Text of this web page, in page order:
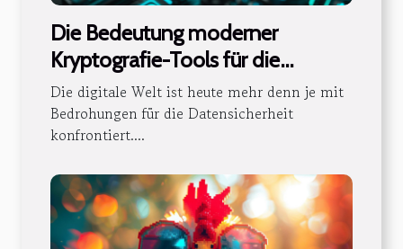
Die Bedeutung moderner
Kryptografie-Tools für die
Datensicherheit
Die digitale Welt ist heute mehr denn je mit
Bedrohungen für die Datensicherheit
konfrontiert....